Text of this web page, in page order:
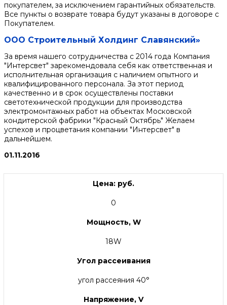
покупателем, за исключением гарантийных обязательств.
Все пункты о возврате товара будут указаны в договоре с
Покупателем.
ООО Строительный Холдинг Славянский»
За время нашего сотрудничества с 2014 года Компания
"Интерсвет" зарекомендовала себя как ответственная и
исполнительная организация с наличием опытного и
квалифицированного персонала. За этот период
качественно и в срок осуществлены поставки
светотехнической продукции для производства
электромонтажных работ на объектах Московской
кондитерской фабрики "Красный Октябрь" Желаем
успехов и процветания компании "Интерсвет" в
дальнейшем.
01.11.2016
Цена: руб.
0
Мощность, W
18W
Угол рассеивания
угол рассеяния 40°
Напряжение, V